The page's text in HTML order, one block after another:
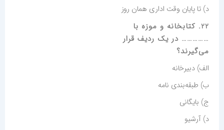
د) تا پایان وقت اداری همان روز
22. کتابخانه و موزه با
…………… در یک ردیف قرار
می‌گیرند؟
الف) دبیرخانه
ب) طبقه‌بندی نامه
ج) بایگانی
د) آرشیو